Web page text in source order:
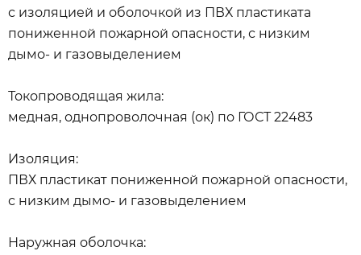
с изоляцией и оболочкой из ПВХ пластиката
пониженной пожарной опасности, с низким
дымо- и газовыделением
Токопроводящая жила:
медная, однопроволочная (ок) по ГОСТ 22483
Изоляция:
ПВХ пластикат пониженной пожарной опасности,
с низким дымо- и газовыделением
Наружная оболочка: